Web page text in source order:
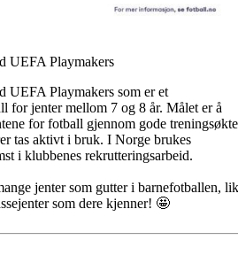
UEFA Playmakers
UEFA Playmakers som er et
for jenter mellom 7 og 8 år. Målet er å
for fotball gjennom gode
tas aktivt i bruk. I Norge brukes
i klubbenes rekrutteringsarbeid.
jenter som gutter i barnefotballen, lik
som dere kjenner! 🤩